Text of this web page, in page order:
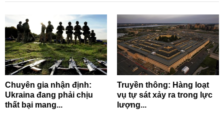
Chuyên gia nhận định:
Ukraina đang phải chịu
thất bại mang...
Truyền thông: Hàng loạt
vụ tự sát xảy ra trong lực
lượng...